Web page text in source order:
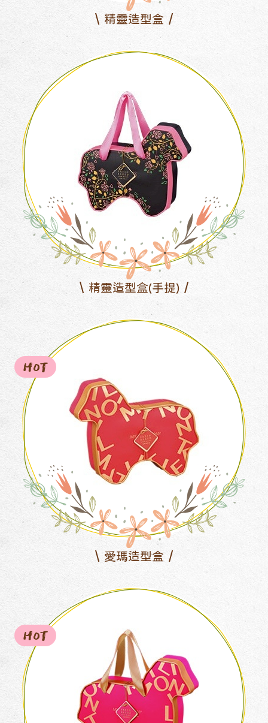
精靈造型盒
精靈造型盒(手提)
愛瑪造型盒
HOT
HOT